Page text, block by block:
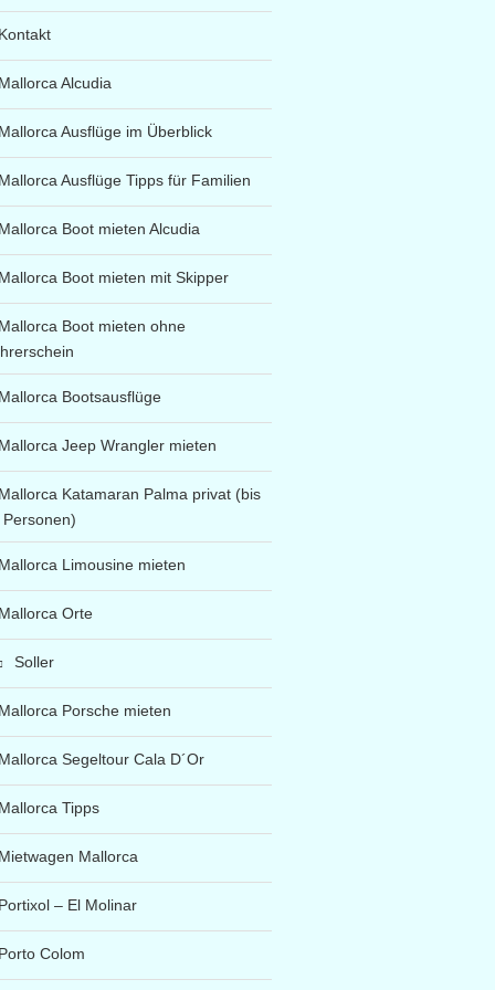
Alcudia
Ausflüge im Überblick
Ausflüge Tipps für Familien
Boot mieten Alcudia
Boot mieten mit Skipper
Boot mieten ohne
Bootsausflüge
Jeep Wrangler mieten
Katamaran Palma privat (bis
Limousine mieten
Orte
Soller
Porsche mieten
Segeltour Cala D´Or
Tipps
Mallorca
– El Molinar
Colom